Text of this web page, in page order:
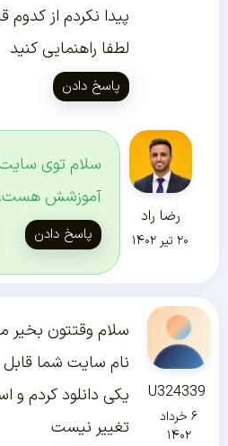
پیدا نکردم از
لطفا راهنمایی کنید
پاسخ دادن
رضا راد
۲۰ تیر ۱۴۰۲
آموزشش هست.
پاسخ دادن
U324339
۶ خرداد
۱۴۰۲
سلام وقتتون
نام سایت شما
یکی دانلود کردم و
تغییر نیست